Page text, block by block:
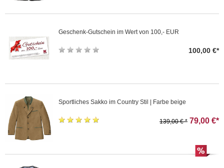
Geschenk-Gutschein im Wert von 100,- EUR
100,00 €*
Sportliches Sakko im Country Stil | Farbe beige
139,00 € * 79,00 €*